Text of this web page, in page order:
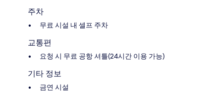
주차
무료 시설 내 셀프 주차
교통편
요청 시 무료 공항 셔틀(24시간 이용 가능)
기타 정보
금연 시설